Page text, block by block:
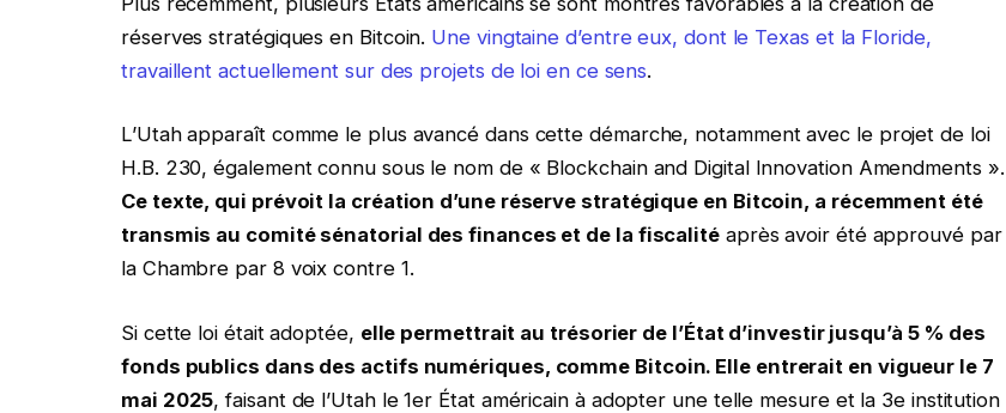
réserves stratégiques en Bitcoin. Une vingtaine d’entre eux, dont le Texas et la Floride,
travaillent actuellement sur des projets de loi en ce sens.
L’Utah apparaît comme le plus avancé dans cette démarche, notamment avec le projet de loi
H.B. 230, également connu sous le nom de « Blockchain and Digital Innovation Amendments ».
Ce texte, qui prévoit la création d’une réserve stratégique en Bitcoin, a récemment été
transmis au comité sénatorial des finances et de la fiscalitéaprès avoir été approuvé par
la Chambre par 8 voix contre 1.
Si cette loi était adoptée, elle permettrait au trésorier de l’État d’investir jusqu’à 5 % des
fonds publics dans des actifs numériques, comme Bitcoin. Elle entrerait en vigueur le 7
mai 2025, faisant de l’Utah le 1er État américain à adopter une telle mesure et la 3e institution